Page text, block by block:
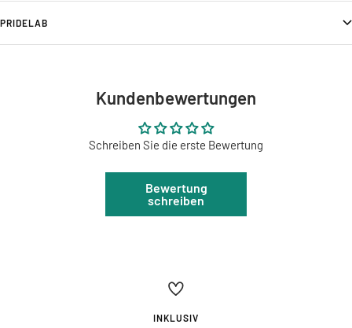
PRIDELAB
Kundenbewertungen
Schreiben Sie die erste Bewertung
Bewertung
schreiben
INKLUSIV